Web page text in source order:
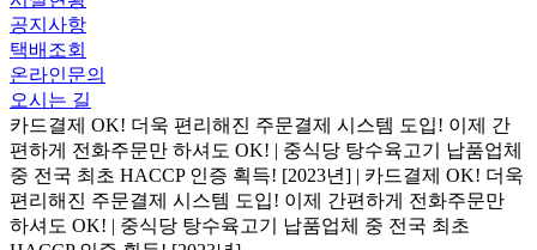
공지사항
택배조회
온라인문의
오시는 길
카드결제 OK! 더욱 편리해진 주문결제 시스템 도입! 이제 간
편하게 전화주문만 하셔도 OK! | 중식당 탕수육고기 납품업체
중 전국 최초 HACCP 인증 획득! [2023년] | 카드결제 OK! 더욱
편리해진 주문결제 시스템 도입! 이제 간편하게 전화주문만
하셔도 OK! | 중식당 탕수육고기 납품업체 중 전국 최초